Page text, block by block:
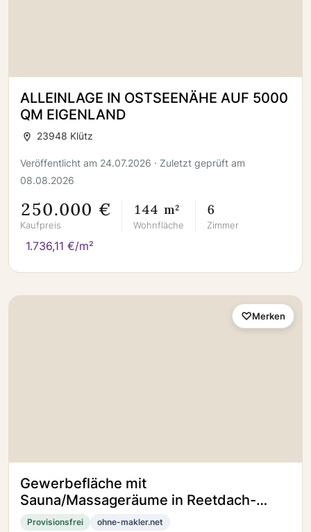
ALLEINLAGE IN OSTSEENÄHE AUF 5000
QM EIGENLAND
23948 Klütz
Veröffentlicht am 24.07.2026 · Zuletzt geprüft am
08.08.2026
250.000 €
Kaufpreis
144 m²
Wohnfläche
6
Zimmer
1.736,11 €/m²
Gewerbefläche mit
Sauna/Massageräume in Reetdach-
Fachwerkhaus
Provisionsfrei ohne-makler.net
Merken